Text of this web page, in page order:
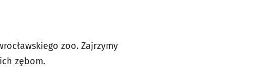
zoo. Zajrzymy
zębom.